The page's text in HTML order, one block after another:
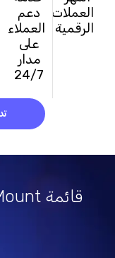
العملات
الرقمية
دعم
العملاء
على
مدار
24/7
قائمة ModMount للعملات المشفرة